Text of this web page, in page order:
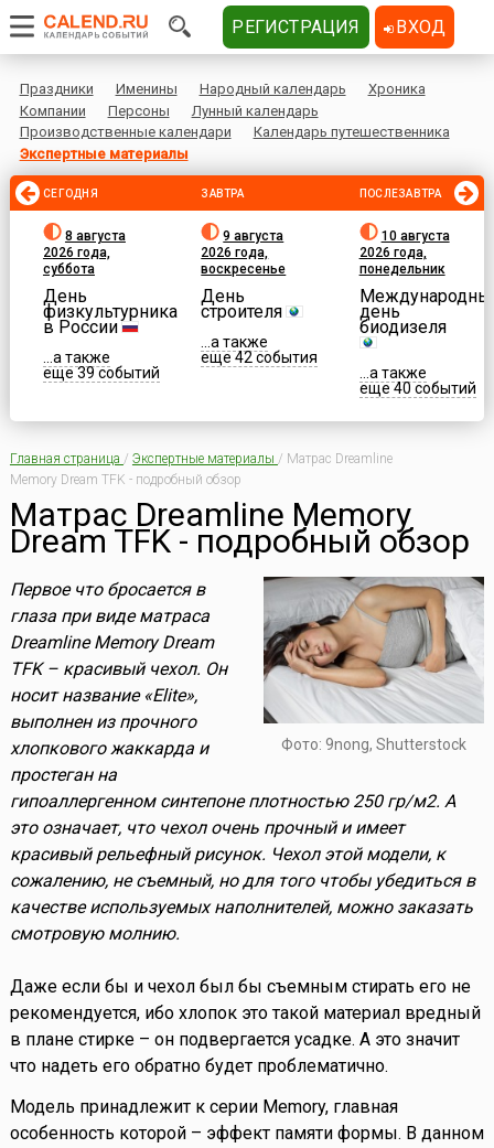
Праздники Именины Народный календарь
Хроника
Компании
Персоны
Лунный календарь
Производственные календари
Календарь путешественника
Экспертные материалы
СЕГОДНЯ
8 августа
2026 года,
суббота
День
физкультурника
в России
...а также
еще 39 событий
ЗАВТРА
9 августа
2026 года,
воскресенье
День
строителя
...а также
еще 42 события
ПОСЛЕЗАВТРА
10 августа
2026 года,
понедельник
день
биодизеля
...а также
еще 40 событий
Главная страница / Экспертные материалы / Матрас Dreamline
Memory Dream TFK - подробный обзор
Матрас Dreamline Memory
Dream TFK - подробный обзор
Фото: 9nong, Shutterstock
Первое что бросается в
глаза при виде матраса
Dreamline Memory Dream
TFK – красивый чехол. Он
носит название «Elite»,
выполнен из прочного
хлопкового жаккарда и
простеган на
гипоаллергенном синтепоне плотностью 250 гр/м2. А
это означает, что чехол очень прочный и имеет
красивый рельефный рисунок. Чехол этой модели, к
сожалению, не съемный, но для того чтобы убедиться в
качестве используемых наполнителей, можно заказать
смотровую молнию.
Даже если бы и чехол был бы съемным стирать его не
рекомендуется, ибо хлопок это такой материал вредный
в плане стирке – он подвергается усадке. А это значит
что надеть его обратно будет проблематично.
Модель принадлежит к серии Memory, главная
особенность которой – эффект памяти формы. В данном
РЕГИСТРАЦИЯ ВХОД